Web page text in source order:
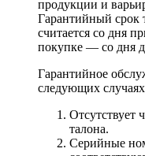
продукции и
Гарантийный срок
считается со дня
покупке — со дня
Гарантийное
следующих
Отсутствует
талона.
Серийные